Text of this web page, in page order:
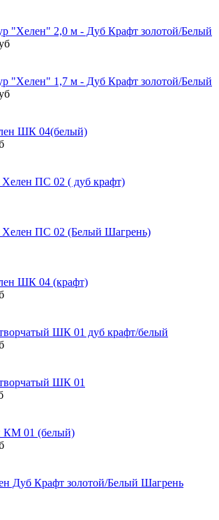
"Хелен" 2,0 м - Дуб Крафт золотой/Белый
"Хелен" 1,7 м - Дуб Крафт золотой/Белый
ШК 04(белый)
ПС 02 ( дуб крафт)
ПС 02 (Белый Шагрень)
ШК 04 (крафт)
ШК 01 дуб крафт/белый
ШК 01
КМ 01 (белый)
Дуб Крафт золотой/Белый Шагрень